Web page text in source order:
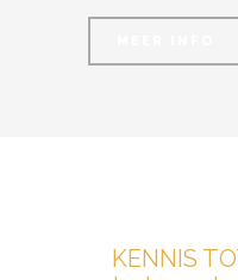
KENNIS